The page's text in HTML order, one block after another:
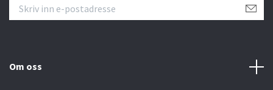
Om oss